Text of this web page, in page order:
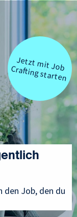
Jetzt m
it Job Crafting starten
den Job, den du